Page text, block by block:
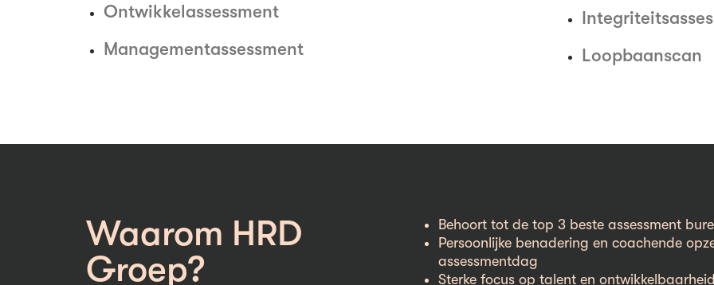
Ontwikkelassessment
Managementassessment
Loopbaanscan
Waarom HRD
Groep?
Behoort tot de top 3 beste assessment
Persoonlijke benadering en coachende
assessmentdag
Sterke focus op talent en